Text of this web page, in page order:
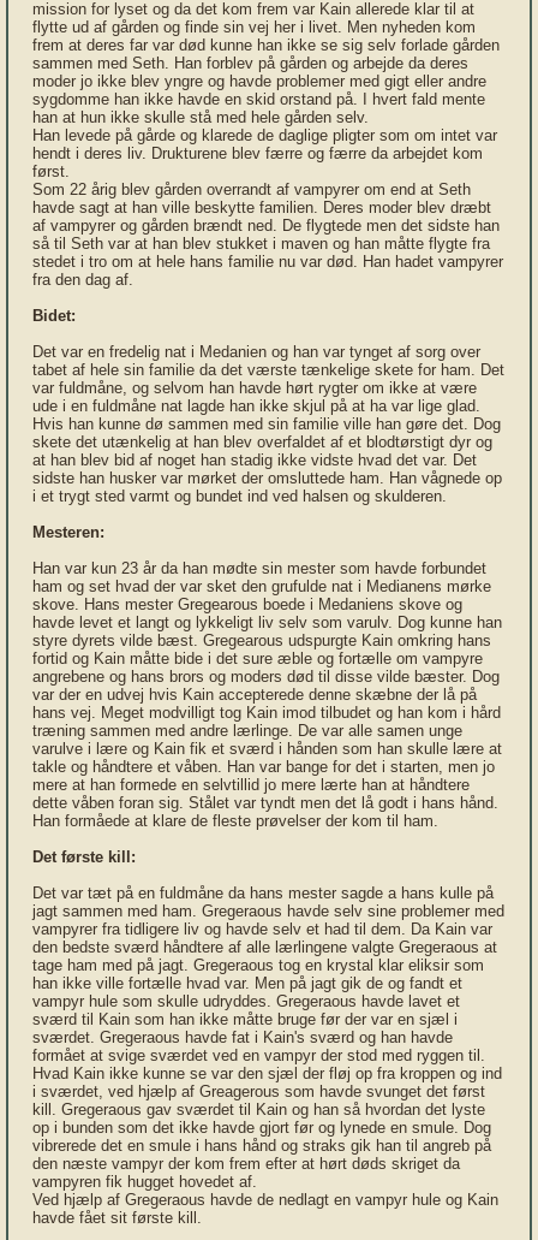
mission for lyset og da det kom frem var Kain allerede klar til at
flytte ud af gården og finde sin vej her i livet. Men nyheden kom
frem at deres far var død kunne han ikke se sig selv forlade gården
sammen med Seth. Han forblev på gården og arbejde da deres
moder jo ikke blev yngre og havde problemer med gigt eller andre
sygdomme han ikke havde en skid orstand på. I hvert fald mente
han at hun ikke skulle stå med hele gården selv.
Han levede på gårde og klarede de daglige pligter som om intet var
hendt i deres liv. Drukturene blev færre og færre da arbejdet kom
først.
Som 22 årig blev gården overrandt af vampyrer om end at Seth
havde sagt at han ville beskytte familien. Deres moder blev dræbt
af vampyrer og gården brændt ned. De flygtede men det sidste han
så til Seth var at han blev stukket i maven og han måtte flygte fra
stedet i tro om at hele hans familie nu var død. Han hadet vampyrer
fra den dag af.
Bidet:
Det var en fredelig nat i Medanien og han var tynget af sorg over
tabet af hele sin familie da det værste tænkelige skete for ham. Det
var fuldmåne, og selvom han havde hørt rygter om ikke at være
ude i en fuldmåne nat lagde han ikke skjul på at ha var lige glad.
Hvis han kunne dø sammen med sin familie ville han gøre det. Dog
skete det utænkelig at han blev overfaldet af et blodtørstigt dyr og
at han blev bid af noget han stadig ikke vidste hvad det var. Det
sidste han husker var mørket der omsluttede ham. Han vågnede op
i et trygt sted varmt og bundet ind ved halsen og skulderen.
Mesteren:
Han var kun 23 år da han mødte sin mester som havde forbundet
ham og set hvad der var sket den grufulde nat i Medianens mørke
skove. Hans mester Gregearous boede i Medaniens skove og
havde levet et langt og lykkeligt liv selv som varulv. Dog kunne han
styre dyrets vilde bæst. Gregearous udspurgte Kain omkring hans
fortid og Kain måtte bide i det sure æble og fortælle om vampyre
angrebene og hans brors og moders død til disse vilde bæster. Dog
var der en udvej hvis Kain accepterede denne skæbne der lå på
hans vej. Meget modvilligt tog Kain imod tilbudet og han kom i hård
træning sammen med andre lærlinge. De var alle samen unge
varulve i lære og Kain fik et sværd i hånden som han skulle lære at
takle og håndtere et våben. Han var bange for det i starten, men jo
mere at han formede en selvtillid jo mere lærte han at håndtere
dette våben foran sig. Stålet var tyndt men det lå godt i hans hånd.
Han formåede at klare de fleste prøvelser der kom til ham.
Det første kill:
Det var tæt på en fuldmåne da hans mester sagde a hans kulle på
jagt sammen med ham. Gregeraous havde selv sine problemer med
vampyrer fra tidligere liv og havde selv et had til dem. Da Kain var
den bedste sværd håndtere af alle lærlingene valgte Gregeraous at
tage ham med på jagt. Gregeraous tog en krystal klar eliksir som
han ikke ville fortælle hvad var. Men på jagt gik de og fandt et
vampyr hule som skulle udryddes. Gregeraous havde lavet et
sværd til Kain som han ikke måtte bruge før der var en sjæl i
sværdet. Gregeraous havde fat i Kain's sværd og han havde
formået at svige sværdet ved en vampyr der stod med ryggen til.
Hvad Kain ikke kunne se var den sjæl der fløj op fra kroppen og ind
i sværdet, ved hjælp af Greagerous som havde svunget det først
kill. Gregeraous gav sværdet til Kain og han så hvordan det lyste
op i bunden som det ikke havde gjort før og lynede en smule. Dog
vibrerede det en smule i hans hånd og straks gik han til angreb på
den næste vampyr der kom frem efter at hørt døds skriget da
vampyren fik hugget hovedet af.
Ved hjælp af Gregeraous havde de nedlagt en vampyr hule og Kain
havde fået sit første kill.